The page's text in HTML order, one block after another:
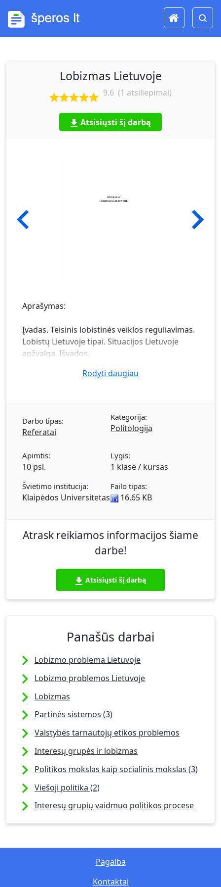
Lobizmas Lietuvoje
9.6 (1 atsiliepimai)
Atsisiųsti šį darbą
Aprašymas:
Įvadas. Teisinis lobistinės veiklos reguliavimas.
Lobistų Lietuvoje tipai. Situacijos Lietuvoje
apžvalga. Išvados.
Rodyti daugiau
Darbo tipas:
Referatai
Kategorija:
Politologija
Apimtis:
10 psl.
Lygis:
1 klasė / kursas
Švietimo institucija:
Klaipėdos Universitetas
Failo tipas:
16.65 KB
Atrask reikiamos informacijos šiame
darbe!
Atsisiųsti šį darbą
Panašūs darbai
Lobizmo problema Lietuvoje
Lobizmo problemos Lietuvoje
Lobizmas
Partinės sistemos (3)
Valstybės tarnautojų etikos problemos
Interesų grupės ir lobizmas
Politikos mokslas kaip socialinis mokslas (3)
Viešoji politika (2)
Interesų grupių vaidmuo politikos procese
Kontaktai
Pagalba